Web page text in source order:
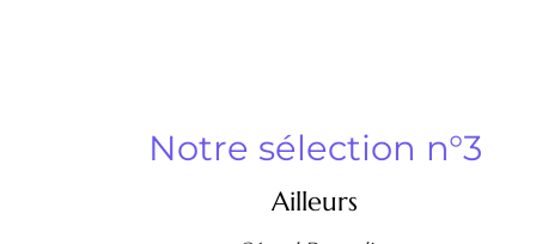
Notre sélection n°3
Ailleurs